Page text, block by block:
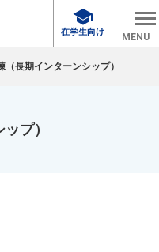
school
在学生向け MENU
（長期インターンシップ）
プ）